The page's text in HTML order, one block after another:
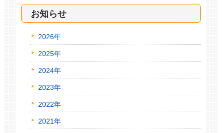
お知らせ
2026年
2025年
2024年
2023年
2022年
2021年